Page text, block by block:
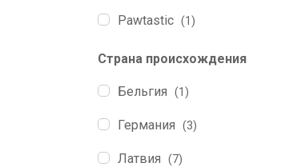
Pawtastic (1)
Purus Pet (6)
QChefs (3)
Zooro (2)
Страна происхождения
Бельгия (1)
Германия (3)
Латвия (7)